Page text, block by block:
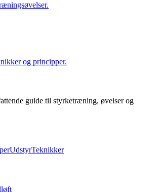
og principper.
guide til styrketræning, øvelser og
UdstyrTeknikker